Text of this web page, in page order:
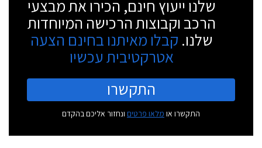
שלנו ייעוץ חינם, הכירו את מבצעי
הרכב וקבוצות הרכישה המיוחדות
שלנו. קבלו מאיתנו בחינם הצעה
אטרקטיבית עכשיו
התקשרו
התקשרו או מלאו פרטים ונחזור אליכם בהקדם